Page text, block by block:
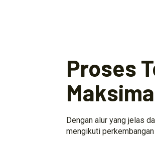
Proses
Dengan alur yang jelas
mengikuti